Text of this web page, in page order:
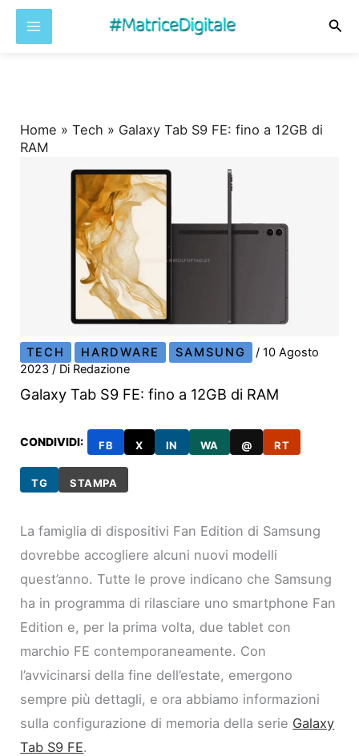
Home »Tech » Galaxy Tab S9 FE: fino a 12GB di
RAM
TECH HARDWARE SAMSUNG /10 Agosto
2023/ Di Redazione
Galaxy Tab S9 FE: fino a 12GB di RAM
CONDIVIDI: FB X IN WA @ RT
TG STAMPA
La famiglia di dispositivi Fan Edition di Samsung
dovrebbe accogliere alcuni nuovi modelli
quest’anno. Tutte le prove indicano che Samsung
ha in programma di rilasciare uno smartphone Fan
Edition e, per la prima volta, due tablet con
marchio FE contemporaneamente. Con
l’avvicinarsi della fine dell’estate, emergono
sempre più dettagli, e ora abbiamo informazioni
sulla configurazione di memoria della serie Galaxy
Tab S9 FE.